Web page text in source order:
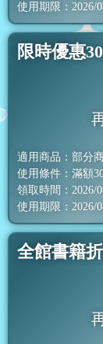
使用期限：2026/
限時優惠
適用商品：部分
使用條件：滿額
領取時間：2026/
使用期限：2026/
全館書籍